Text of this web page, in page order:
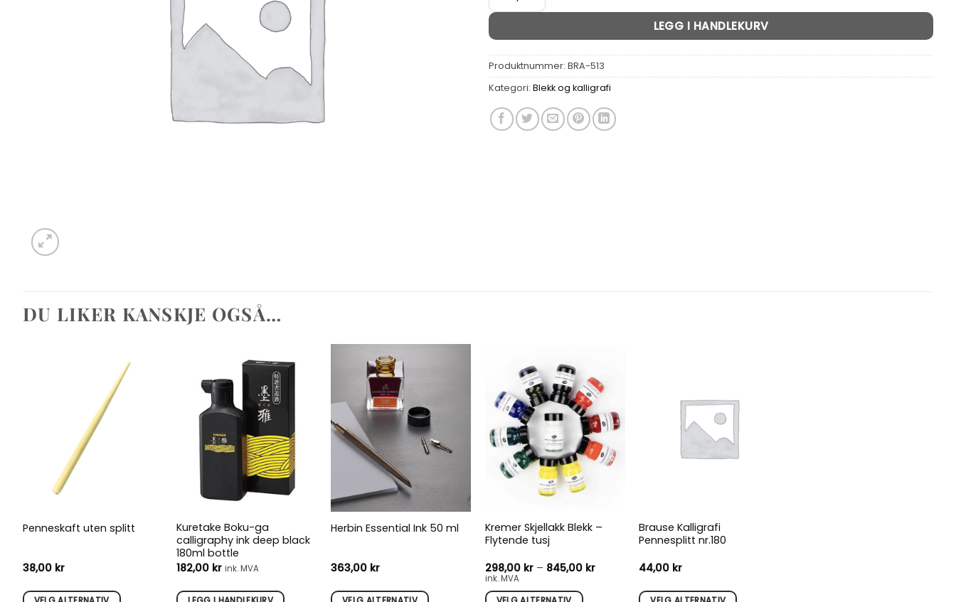
LEGG I HANDLEKURV
Produktnummer: BRA-513
Kategori: Blekk og kalligrafi
DU LIKER KANSKJE OGSÅ…
Penneskaft uten splitt
38,00 kr
Kuretake Boku-ga
calligraphy ink deep black
180ml bottle
182,00 kr ink. MVA
Herbin Essential Ink 50 ml
363,00 kr
Kremer Skjellakk Blekk –
Flytende tusj
298,00 kr – 845,00 krPrisområde:
845,00 kr
ink. MVA
Brause Kalligrafi
Pennesplitt nr.180
44,00 kr